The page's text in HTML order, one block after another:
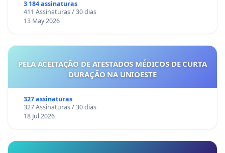
3 184 assinaturas
411 Assinaturas / 30 dias
13 May 2026
PELA ACEITAÇÃO DE ATESTADOS MÉDICOS DE CURTA
DURAÇÃO NA UNIOESTE
327 assinaturas
327 Assinaturas / 30 dias
18 Jul 2026